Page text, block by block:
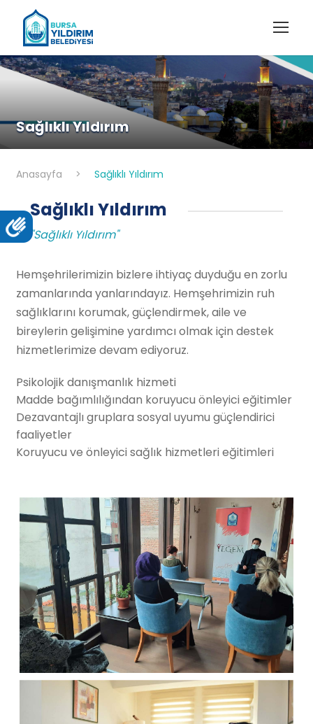
Sağlıklı Yıldırım
Anasayfa > Sağlıklı Yıldırım
Sağlıklı Yıldırım
"Sağlıklı Yıldırım"
Hemşehrilerimizin bizlere ihtiyaç duyduğu en zorlu
zamanlarında yanlarındayız. Hemşehrimizin ruh
sağlıklarını korumak, güçlendirmek, aile ve
bireylerin gelişimine yardımcı olmak için destek
hizmetlerimize devam ediyoruz.
Psikolojik danışmanlık hizmeti
Madde bağımlılığından koruyucu önleyici eğitimler
Dezavantajlı gruplara sosyal uyumu güçlendirici
faaliyetler
Koruyucu ve önleyici sağlık hizmetleri eğitimleri